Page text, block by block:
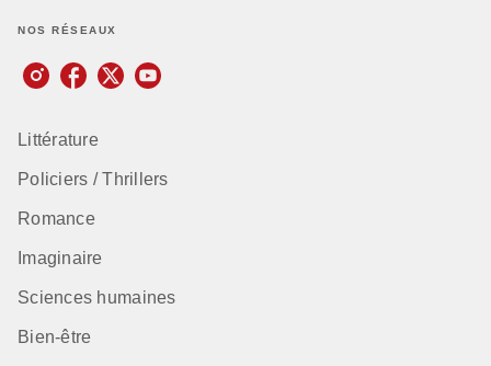
NOS RÉSEAUX
Littérature
Policiers / Thrillers
Romance
Imaginaire
Sciences humaines
Bien-être